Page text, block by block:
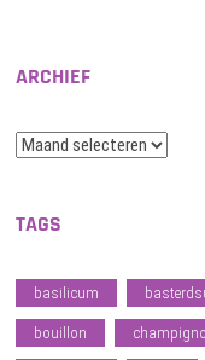
ARCHIEF
Archief
TAGS
basilicum
bouillon